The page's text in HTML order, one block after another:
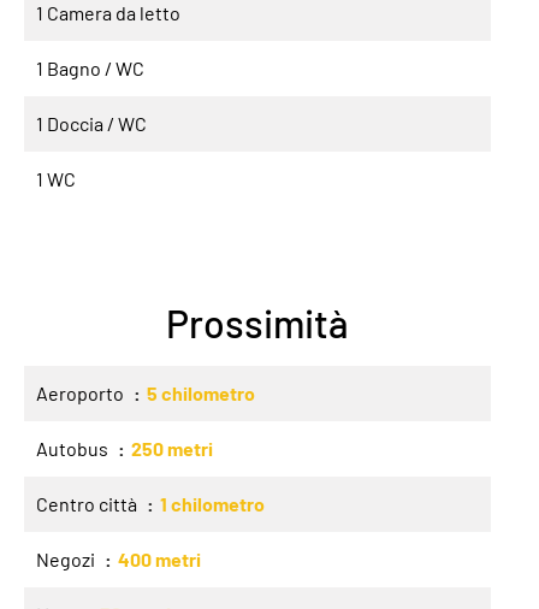
1 Camera da letto
1 Bagno / WC
1 Doccia / WC
1 WC
Prossimità
Aeroporto 5 chilometro
Autobus 250 metri
Centro città 1 chilometro
Negozi 400 metri